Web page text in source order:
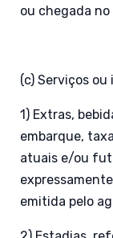
ou chegada
(c) Serviços
1) Extras,
embarque,
atuais e/ou
emitida pelo